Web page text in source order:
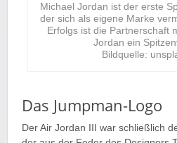
Michael Jordan ist der erste
der sich als eigene Marke
Erfolgs ist die Partnerschaft
Jordan ein
Bildquelle:
Das Jumpman-Logo
Der Air Jordan III war schließlich